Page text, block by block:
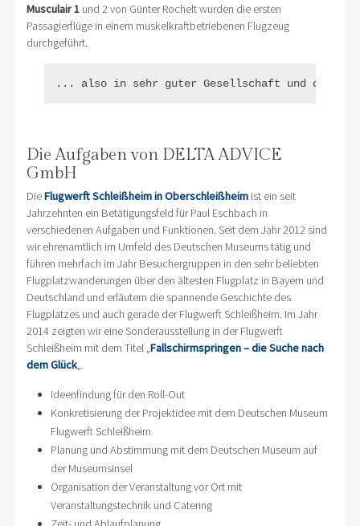
Musculair 1und 2 von Günter Rochelt wurden die ersten
Passagierflüge in einem muskelkraftbetriebenen Flugzeug
durchgeführt.
... also in sehr guter Gesellschaft und der
Die Aufgaben von DELTA ADVICE
GmbH
DieFlugwerft Schleißheim in Oberschleißheimist ein seit
Jahrzehnten ein Betätigungsfeld für Paul Eschbach in
verschiedenen Aufgaben und Funktionen. Seit dem Jahr 2012 sind
wir ehrenamtlich im Umfeld des Deutschen Museums tätig und
führen mehrfach im Jahr Besuchergruppen in den sehr beliebten
Flugplatzwanderungen über den ältesten Flugplatz in Bayern und
Deutschland und erläutern die spannende Geschichte des
Flugplatzes und auch gerade der Flugwerft Schleißheim. Im Jahr
2014 zeigten wir eine Sonderausstellung in der Flugwerft
Schleißheim mit dem Titel „Fallschirmspringen – die Suche nach
dem Glück„.
Ideenfindung für den Roll-Out
Konkretisierung der Projektidee mit dem Deutschen Museum
Flugwerft Schleißheim
Planung und Abstimmung mit dem Deutschen Museum auf
der Museumsinsel
Organisation der Veranstaltung vor Ort mit
Veranstaltungstechnik und Catering